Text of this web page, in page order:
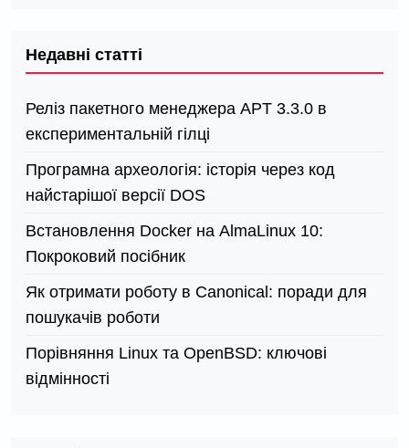
Недавні статті
Реліз пакетного менеджера APT 3.3.0 в
експериментальній гілці
Програмна археологія: історія через код
найстарішої версії DOS
Встановлення Docker на AlmaLinux 10:
Покроковий посібник
Як отримати роботу в Canonical: поради для
пошукачів роботи
Порівняння Linux та OpenBSD: ключові
відмінності